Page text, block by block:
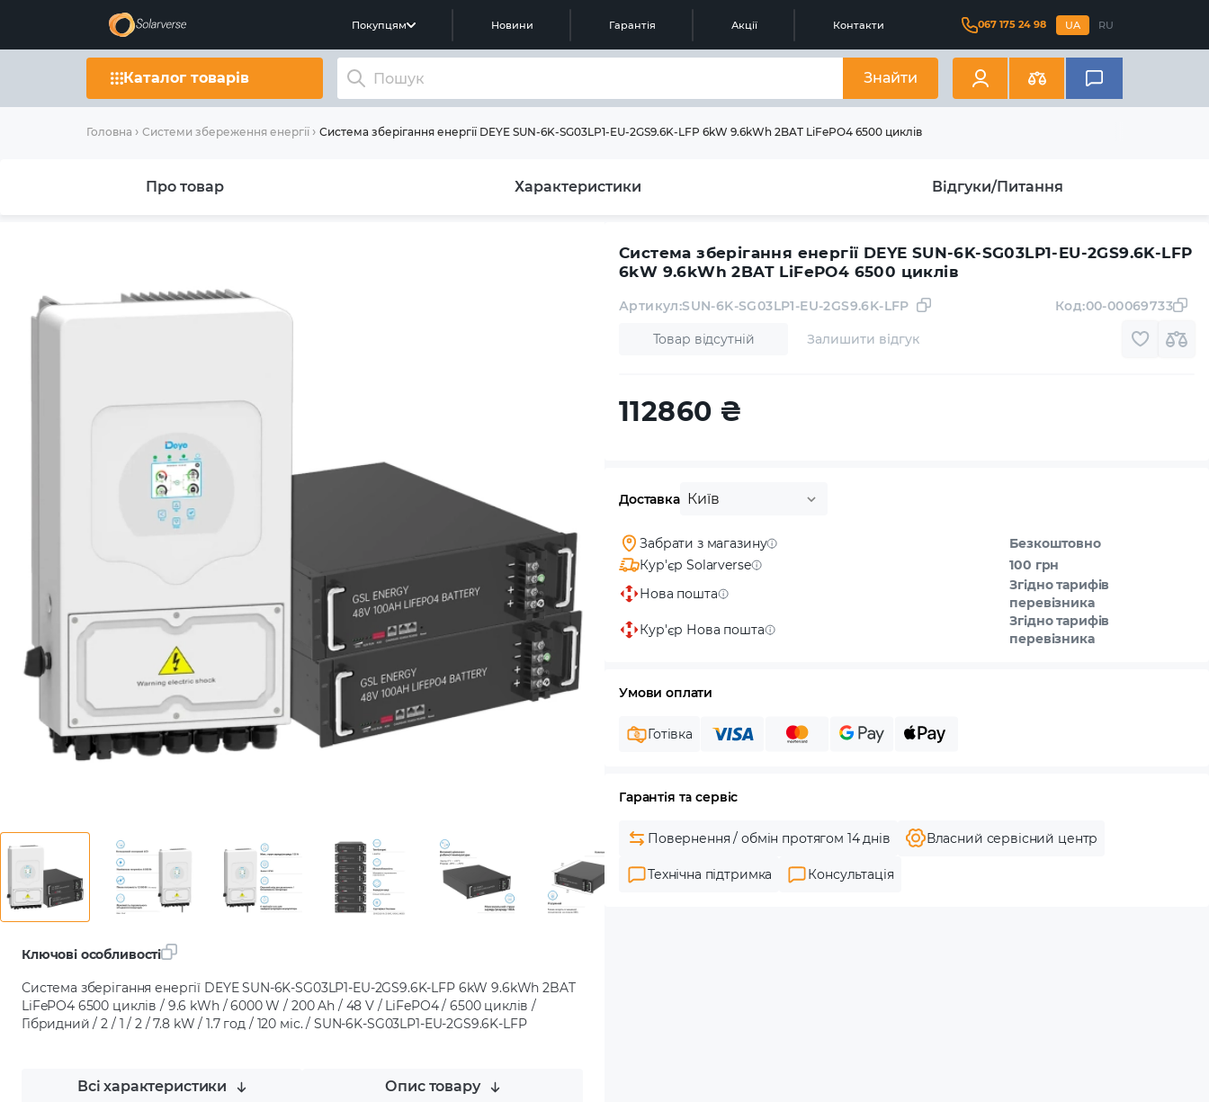
Покупцям Новини Гарантія Акції Контакти 067 175 24 98 UA RU
Каталог товарів Знайти
Головна Системи збереження енергії Система зберігання енергії DEYE SUN-6K-SG03LP1-EU-2GS9.6K-LFP 6kW 9.6kWh 2BAT LiFePO4 6500 циклів
Про товар Характеристики Відгуки/Питання
Ключові особливості
Система зберігання енергії DEYE SUN-6K-SG03LP1-EU-2GS9.6K-LFP 6kW 9.6kWh 2BAT
LiFePO4 6500 циклів / 9.6 kWh / 6000 W / 200 Ah / 48 V / LiFePO4 / 6500 циклів /
Гібридний / 2 / 1 / 2 / 7.8 kW / 1.7 год / 120 міс. / SUN-6K-SG03LP1-EU-2GS9.6K-LFP
Всі характеристики Опис товару
Система зберігання енергії DEYE SUN-6K-SG03LP1-EU-2GS9.6K-LFP
6kW 9.6kWh 2BAT LiFePO4 6500 циклів
Товар відсутній
Артикул:SUN-6K-SG03LP1-EU-2GS9.6K-LFP
Залишити відгук
Код:00-00069733
112860 ₴
Доставка Київ
Забрати з магазину
Безкоштовно
Кур'єр Solarverse
100 грн
Нова пошта
Згідно тарифів
перевізника
Кур'єр Нова пошта
Згідно тарифів
перевізника
Умови оплати
Готівка
Гарантія та сервіс
Повернення / обмін протягом 14 днів Власний сервісний центр
Технічна підтримка Консультація